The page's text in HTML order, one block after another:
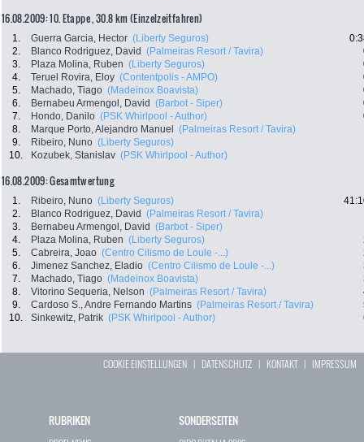
16.08.2009: 10. Etappe , 30.8 km (Einzelzeitfahren)
1. Guerra Garcia, Hector (Liberty Seguros)
2.
Blanco Rodriguez, David (Palmeiras Resort / Tavira)
3.
Plaza Molina, Ruben (Liberty Seguros)
4.
Teruel Rovira, Eloy (Contentpolis - AMPO)
5.
Machado, Tiago (Madeinox Boavista)
6.
Bernabeu Armengol, David (Barbot - Siper)
7.
Hondo, Danilo (PSK Whirlpool - Author)
8.
Marque Porto, Alejandro Manuel (Palmeiras Resort / Tavira)
9.
Ribeiro, Nuno (Liberty Seguros)
10.
Kozubek, Stanislav (PSK Whirlpool - Author)
16.08.2009: Gesamtwertung
1. Ribeiro, Nuno (Liberty Seguros)
2.
Blanco Rodriguez, David (Palmeiras Resort / Tavira)
3.
Bernabeu Armengol, David (Barbot - Siper)
4.
Plaza Molina, Ruben (Liberty Seguros)
5.
Cabreira, Joao (Centro Cilismo de Loule -...)
6.
Jimenez Sanchez, Eladio (Centro Cilismo de Loule -...)
7.
Machado, Tiago (Madeinox Boavista)
8.
Vitorino Sequeria, Nelson (Palmeiras Resort / Tavira)
9.
Cardoso S., Andre Fernando Martins (Palmeiras Resort / Tavira)
10.
Sinkewitz, Patrik (PSK Whirlpool - Author)
COOKIE EINSTELLUNGEN | DATENSCHUTZ | KONTAKT| IMPRESSUM
RUBRIKEN SONDERSEITEN